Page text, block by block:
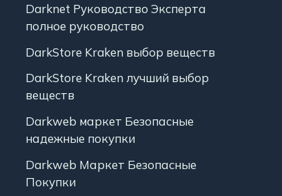
Darknet Руководство Эксперта
полное руководство
DarkStore Kraken выбор веществ
DarkStore Kraken лучший выбор
веществ
Darkweb маркет Безопасные
надежные покупки
Darkweb Маркет Безопасные
Покупки